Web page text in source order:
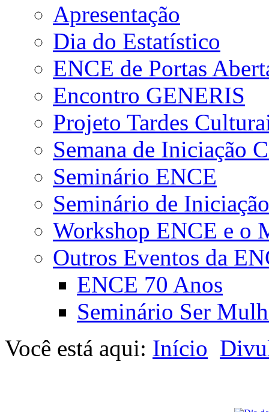
Apresentação
Dia do Estatístico
ENCE de Portas
Encontro GENERIS
Projeto Tardes
Semana de Iniciação
Seminário ENCE
Seminário de
Workshop ENCE e o
Outros Eventos da
ENCE 70 Anos
Seminário Ser
Você está aqui: Início